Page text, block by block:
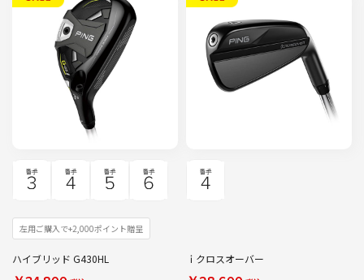
左用ご購入で+2,000ポイント贈呈
ハイブリッド G430HL ｉクロスオーバー